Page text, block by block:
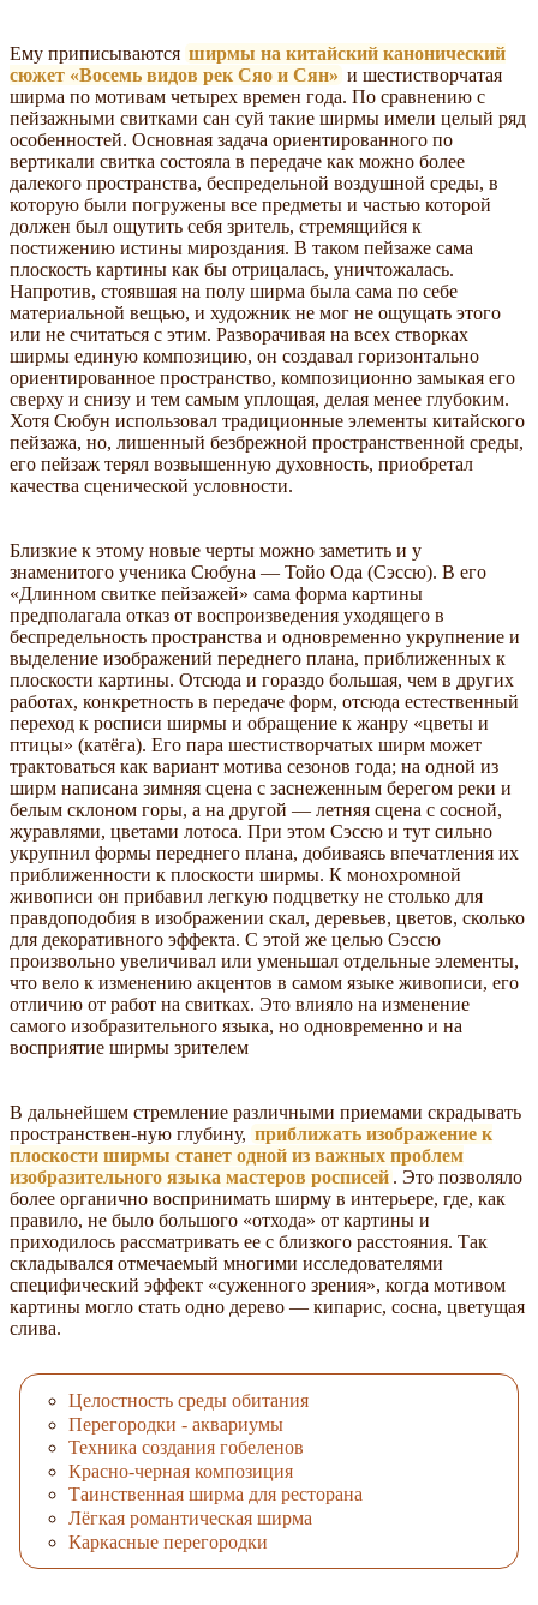
Ему приписываются ширмы на китайский канонический
сюжет «Восемь видов рек Сяо и Сян» и шестистворчатая
ширма по мотивам четырех времен года. По сравнению с
пейзажными свитками сан суй такие ширмы имели целый ряд
особенностей. Основная задача ориентированного по
вертикали свитка состояла в передаче как можно более
далекого пространства, беспредельной воздушной среды, в
которую были погружены все предметы и частью которой
должен был ощутить себя зритель, стремящийся к
постижению истины мироздания. В таком пейзаже сама
плоскость картины как бы отрицалась, уничтожалась.
Напротив, стоявшая на полу ширма была сама по себе
материальной вещью, и художник не мог не ощущать этого
или не считаться с этим. Разворачивая на всех створках
ширмы единую композицию, он создавал горизонтально
ориентированное пространство, композиционно замыкая его
сверху и снизу и тем самым уплощая, делая менее глубоким.
Хотя Сюбун использовал традиционные элементы китайского
пейзажа, но, лишенный безбрежной пространственной среды,
его пейзаж терял возвышенную духовность, приобретал
качества сценической условности.
Близкие к этому новые черты можно заметить и у
знаменитого ученика Сюбуна — Тойо Ода (Сэссю). В его
«Длинном свитке пейзажей» сама форма картины
предполагала отказ от воспроизведения уходящего в
беспредельность пространства и одновременно укрупнение и
выделение изображений переднего плана, приближенных к
плоскости картины. Отсюда и гораздо большая, чем в других
работах, конкретность в передаче форм, отсюда естественный
переход к росписи ширмы и обращение к жанру «цветы и
птицы» (катёга). Его пара шестистворчатых ширм может
трактоваться как вариант мотива сезонов года; на одной из
ширм написана зимняя сцена с заснеженным берегом реки и
белым склоном горы, а на другой — летняя сцена с сосной,
журавлями, цветами лотоса. При этом Сэссю и тут сильно
укрупнил формы переднего плана, добиваясь впечатления их
приближенности к плоскости ширмы. К монохромной
живописи он прибавил легкую подцветку не столько для
правдоподобия в изображении скал, деревьев, цветов, сколько
для декоративного эффекта. С этой же целью Сэссю
произвольно увеличивал или уменьшал отдельные элементы,
что вело к изменению акцентов в самом языке живописи, его
отличию от работ на свитках. Это влияло на изменение
самого изобразительного языка, но одновременно и на
восприятие ширмы зрителем
В дальнейшем стремление различными приемами скрадывать
пространствен-ную глубину, приближать изображение к
плоскости ширмы станет одной из важных проблем
изобразительного языка мастеров росписей . Это позволяло
более органично воспринимать ширму в интерьере, где, как
правило, не было большого «отхода» от картины и
приходилось рассматривать ее с близкого расстояния. Так
складывался отмечаемый многими исследователями
специфический эффект «суженного зрения», когда мотивом
картины могло стать одно дерево — кипарис, сосна, цветущая
слива.
Целостность среды обитания
Перегородки - аквариумы
Техника создания гобеленов
Красно-черная композиция
Таинственная ширма для ресторана
Лёгкая романтическая ширма
Каркасные перегородки